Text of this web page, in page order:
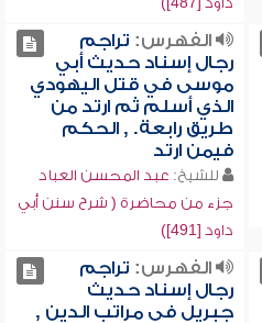
الفهرس: تراجم
رجال إسناد حديث أبي
موسى في قتل اليهودي
الذي أسلم ثم ارتد من
طريق رابعة. , الحكم
فيمن ارتد
للشيخ: عبد المحسن العباد
جزء من محاضرة ( شرح سنن أبي
داود [491])
الفهرس: تراجم
رجال إسناد حديث
جبريل في مراتب الدين ,